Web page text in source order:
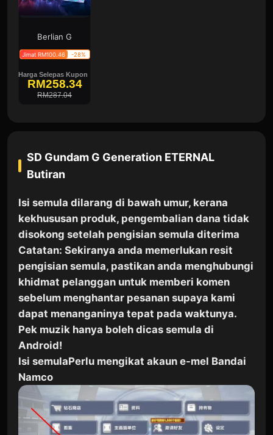
Berlian G
Jimat RM100.46 -28%
Harga Selepas Kupon
RM258.34
RM287.04
SD Gundam G Generation ETERNAL
Butiran
Isi semula dilarang di bawah umur, kerana
kekhususan produk, pengembalian dana tidak
disokong setelah pengisian semula diterima
Catatan: Sekiranya anda memerlukan resit
pengisian semula, pastikan anda menghubungi
khidmat pelanggan untuk memberi komen
sebelum menghantar pesanan supaya kami
dapat menanganinya tepat pada waktunya.
Pek muzik hanya boleh dicas semula di
Android!
Isi semulaPerlu mengikat akaun e-mel Bandai
Namco